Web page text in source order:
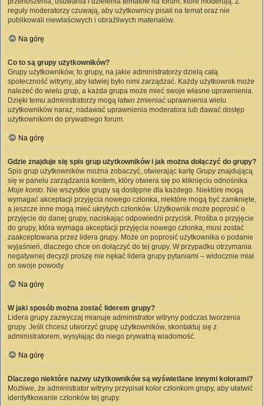
reguły moderatorzy czuwają, aby użytkownicy pisali na temat oraz nie
publikowali niewłaściwych i obraźliwych materiałów.
Na górę
Co to są grupy użytkowników?
Grupy użytkowników, to grupy, na jakie administratorzy dzielą całą
społeczność witryny, aby łatwiej było nimi zarządzać. Każdy użytkownik może
należeć do wielu grup, a każda grupa może mieć swoje własne uprawnienia.
Dzięki temu administratorzy mogą łatwo zmieniać uprawnienia wielu
użytkowników naraz, nadawać uprawnienia moderatora lub dawać dostęp
użytkownikom do prywatnego forum.
Na górę
Gdzie znajduje się spis grup użytkowników i jak można dołączyć do grupy?
Spis grup użytkowników można zobaczyć, otwierając kartę Grupyznajdującą
się w panelu zarządzania kontem, który otwiera się po kliknięciu odnośnika
Moje konto. Nie wszystkie grupy są dostępne dla każdego. Niektóre mogą
wymagać akceptacji przyjęcia nowego członka, niektóre mogą być zamknięte,
a jeszcze inne mogą mieć ukrytych członków. Użytkownik może poprosić o
przyjęcie do danej grupy, naciskając odpowiedni przycisk. Prośba o przyjęcie
do grupy, która wymaga akceptacji przyjęcia nowego członka, musi zostać
zaakceptowana przez lidera grupy. Może on poprosić użytkownika o podanie
wyjaśnień, dlaczego chce on dołączyć do tej grupy. W przypadku otrzymania
negatywnej decyzji proszę nie nękać lidera grupy pytaniami – widocznie miał
on swoje powody.
Na górę
W jaki sposób można zostać liderem grupy?
Lidera grupy zazwyczaj mianuje administrator witryny podczas tworzenia
grupy. Jeśli chcesz utworzyć grupę użytkowników, skontaktuj się z
administratorem, wysyłając do niego prywatną wiadomość.
Na górę
Dlaczego niektóre nazwy użytkowników są wyświetlane innymi kolorami?
Możliwe, że administrator witryny przypisał kolor członkom grupy, aby ułatwić
identyfikowanie członków tej grupy.